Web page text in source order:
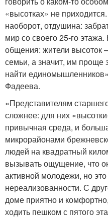
«высотках» не
наоборот, отдушина:
мир со своего 25-го
общения: жители высоток
семьи, а значит, им проще
найти
Фадеева.
«Представителям
сложнее: для них
привычная среда, и
микрорайонами
людей на квадратный
вызывать ощущение, что
активной молодежи, но
нереализованности. С
доме приятно и
ходить пешком с пятого